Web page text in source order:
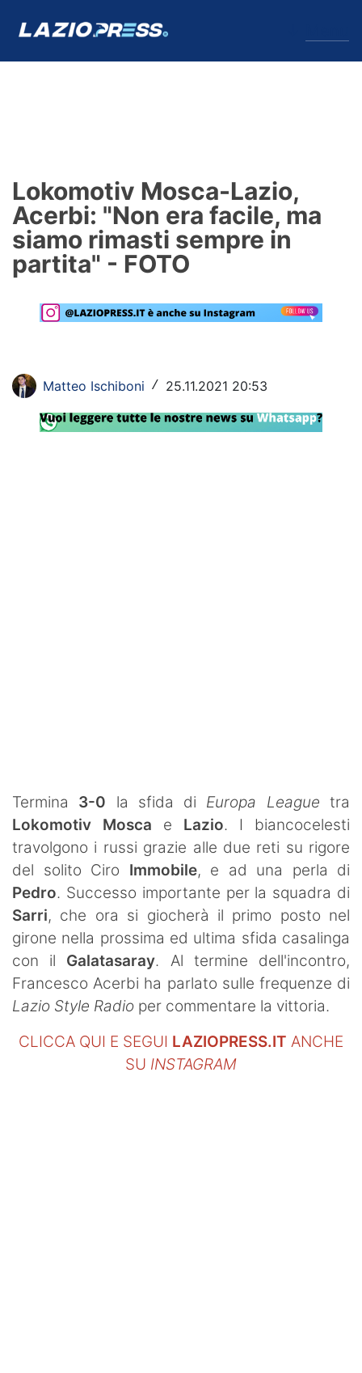
Formello
Infortuni
Primavera
Calciomercato
Rassegna Lazio
Social
Lokomotiv Mosca-Lazio,
Acerbi: "Non era facile, ma
siamo rimasti sempre in
partita" - FOTO
Matteo Ischiboni / 25.11.2021 20:53
Termina 3-0 la sfida di Europa League tra
Lokomotiv Mosca e Lazio. I biancocelesti
travolgono i russi grazie alle due reti su rigore
del solito Ciro Immobile, e ad una perla di
Pedro. Successo importante per la squadra di
Sarri, che ora si giocherà il primo posto nel
girone nella prossima ed ultima sfida casalinga
con il Galatasaray. Al termine dell'incontro,
Francesco Acerbi ha parlato sulle frequenze di
Lazio Style Radio per commentare la vittoria.
CLICCA QUI E SEGUI LAZIOPRESS.IT ANCHE
SU INSTAGRAM